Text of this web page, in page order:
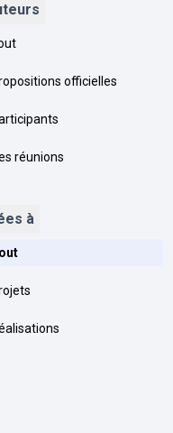
officielles
réunions
à
Tout